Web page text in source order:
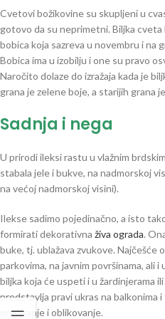
Cvetovi božikovine su skupljeni u
gotovo da su neprimetni. Biljka cveta
bobica koja sazreva u novembru i na
Bobica ima u izobilju i one su pravo
Naročito dolaze do izražaja kada je
grana je zelene boje, a starijih grana
Sadnja i nega
U prirodi ileksi rastu u vlažnim
stabala jele i bukve, na nadmorskoj
na većoj nadmorskoj visini).
Ilekse sadimo pojedinačno, a isto
formirati dekorativna živa ograda.
buke, tj. ublažava zvukove. Najčešće
parkovima, na javnim površinama, ali
biljka koja će uspeti i u žardinjerama ili
predstavlja pravi ukras na balkonima
orezivanje i oblikovanje.